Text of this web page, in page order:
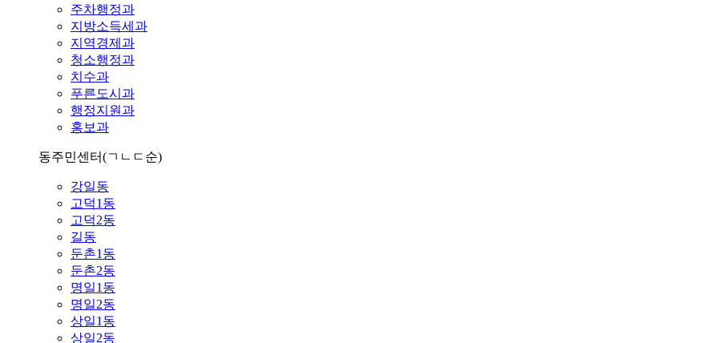
주차행정과
지방소득세과
지역경제과
청소행정과
치수과
푸른도시과
행정지원과
홍보과
동주민센터(ㄱㄴㄷ순)
강일동
고덕1동
고덕2동
길동
둔촌1동
둔촌2동
명일1동
명일2동
상일1동
상일2동